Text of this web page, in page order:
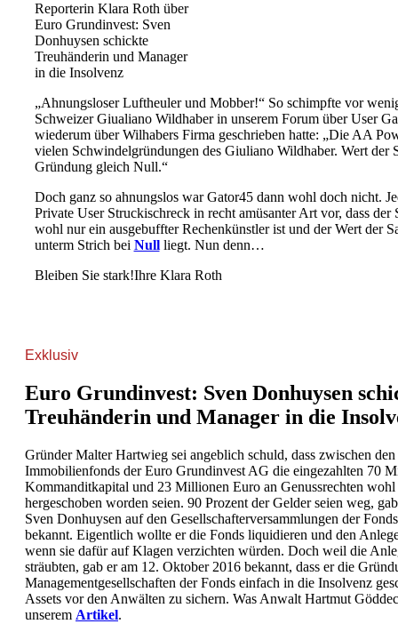
Reporterin Klara Roth über
Euro Grundinvest: Sven
Donhuysen schickte
Treuhänderin und Manager
in die Insolvenz
„Ahnungsloser Luftheuler und Mobber!“ So schimpfte vor
Schweizer Giualiano Wildhaber in unserem Forum über User
wiederum über Wilhabers Firma geschrieben hatte: „Die AA
vielen Schwindelgründungen des Giuliano Wildhaber. Wert der
Gründung gleich Null.“
Doch ganz so ahnungslos war Gator45 dann wohl doch nicht.
Private User Struckischreck in recht amüsanter Art vor, dass
wohl nur ein ausgebuffter Rechenkünstler ist und der Wert der
unterm Strich bei Nullliegt. Nun denn…
Bleiben Sie stark!Ihre Klara Roth
Exklusiv
Euro Grundinvest: Sven Donhuysen
Treuhänderin und Manager in die
Gründer Malter Hartwieg sei angeblich schuld, dass zwischen
Immobilienfonds der Euro Grundinvest AG die eingezahlten 70
Kommanditkapital und 23 Millionen Euro an Genussrechten
hergeschoben worden seien. 90 Prozent der Gelder seien weg,
Sven Donhuysen auf den Gesellschafterversammlungen der
bekannt. Eigentlich wollte er die Fonds liquidieren und den
wenn sie dafür auf Klagen verzichten würden. Doch weil die
sträubten, gab er am 12. Oktober 2016 bekannt, dass er die
Managementgesellschaften der Fonds einfach in die Insolvenz
Assets vor den Anwälten zu sichern. Was Anwalt Hartmut
unserem Artikel.